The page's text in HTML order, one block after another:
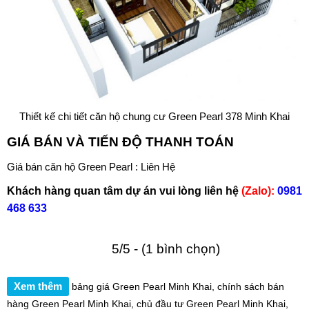
Thiết kế chi tiết căn hộ chung cư Green Pearl 378 Minh Khai
GIÁ BÁN VÀ TIẾN ĐỘ THANH TOÁN
Giá bán căn hộ Green Pearl : Liên Hệ
Khách hàng quan tâm dự án vui lòng liên hệ (Zalo): 0981
468 633
5/5 - (1 bình chọn)
Xem thêm bảng giá Green Pearl Minh Khai chính sách bán
hàng Green Pearl Minh Khai chủ đầu tư Green Pearl Minh Khai